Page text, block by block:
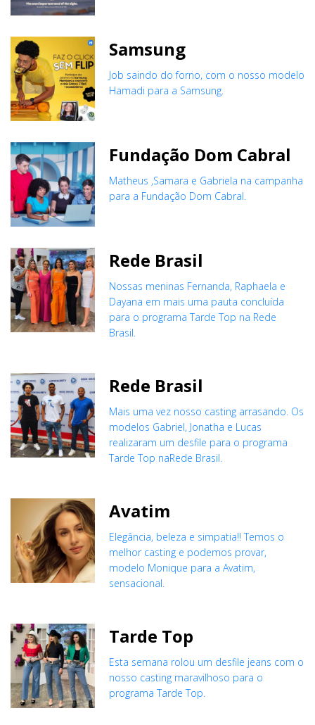
Samsung
Job saindo do forno, com o nosso modelo
Hamadi para a Samsung.
Fundação Dom Cabral
Matheus ,Samara e Gabriela na campanha
para a Fundação Dom Cabral.
Rede Brasil
Nossas meninas Fernanda, Raphaela e
Dayana em mais uma pauta concluída
para o programa Tarde Top na Rede
Brasil.
Rede Brasil
Mais uma vez nosso casting arrasando. Os
modelos Gabriel, Jonatha e Lucas
realizaram um desfile para o programa
Tarde Top naRede Brasil.
Avatim
Elegância, beleza e simpatia!! Temos o
melhor casting e podemos provar,
modelo Monique para a Avatim,
sensacional.
Tarde Top
Esta semana rolou um desfile jeans com o
nosso casting maravilhoso para o
programa Tarde Top.